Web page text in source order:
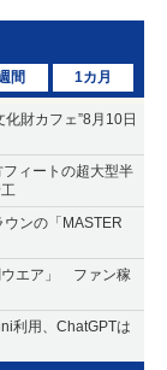
間 1カ月
財カフェ”8月10日
ィートの超大型半
ンの「MASTER
ウエア」 ファン稼
利用、ChatGPTは